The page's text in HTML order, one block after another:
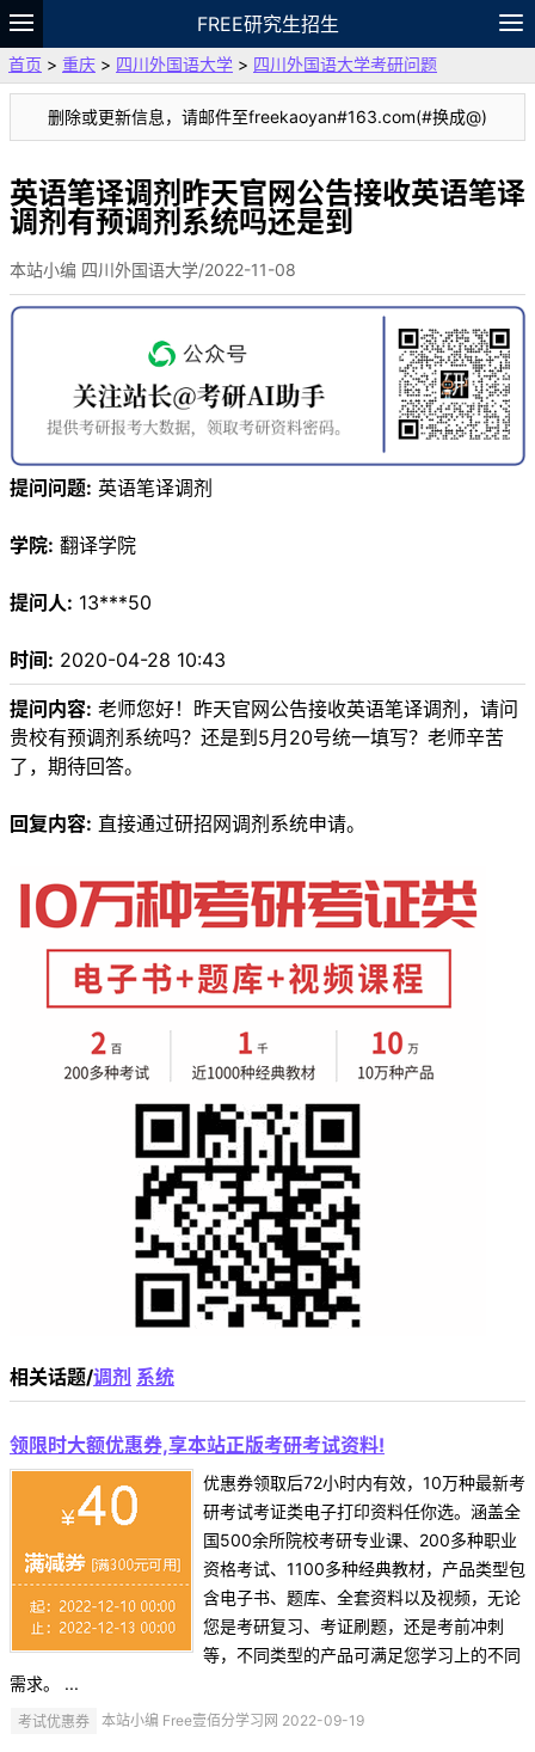
FREE研究生招生
题库
故事 专题 APP 笔记
论坛
VIP
资料
首页 > 重庆 > 四川外国语大学 > 四川外国语大学考研问题
删除或更新信息，请邮件至freekaoyan#163.com(#换成@)
英语笔译调剂昨天官网公告接收英语笔译
调剂有预调剂系统吗还是到
本站小编 四川外国语大学/2022-11-08
提问问题: 英语笔译调剂
学院: 翻译学院
提问人: 13***50
时间: 2020-04-28 10:43
提问内容: 老师您好！昨天官网公告接收英语笔译调剂，请问
贵校有预调剂系统吗？还是到5月20号统一填写？老师辛苦
了，期待回答。
回复内容: 直接通过研招网调剂系统申请。
相关话题/调剂 系统
领限时大额优惠券,享本站正版考研考试资料!
优惠券领取后72小时内有效，10万种最新考
研考试考证类电子打印资料任你选。涵盖全
国500余所院校考研专业课、200多种职业
资格考试、1100多种经典教材，产品类型包
含电子书、题库、全套资料以及视频，无论
您是考研复习、考证刷题，还是考前冲刺
等，不同类型的产品可满足您学习上的不同
需求。 ...
考试优惠券 本站小编 Free壹佰分学习网 2022-09-19